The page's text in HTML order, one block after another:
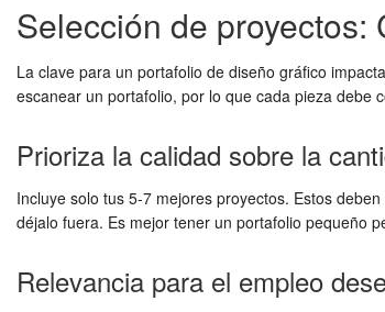
Selección de
La clave para un portafolio de diseño gráfico
escanear un portafolio, por lo que cada pieza debe
Prioriza la calidad sobre la
Incluye solo tus 5-7 mejores proyectos. Estos
déjalo fuera. Es mejor tener un portafolio pequeño
Relevancia para el empleo